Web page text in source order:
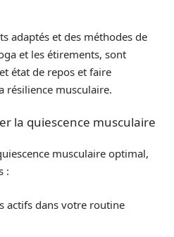
adaptés et des méthodes de
et les étirements, sont
état de repos et faire
résilience musculaire.
la quiescence musculaire
musculaire optimal,
:
actifs dans votre routine